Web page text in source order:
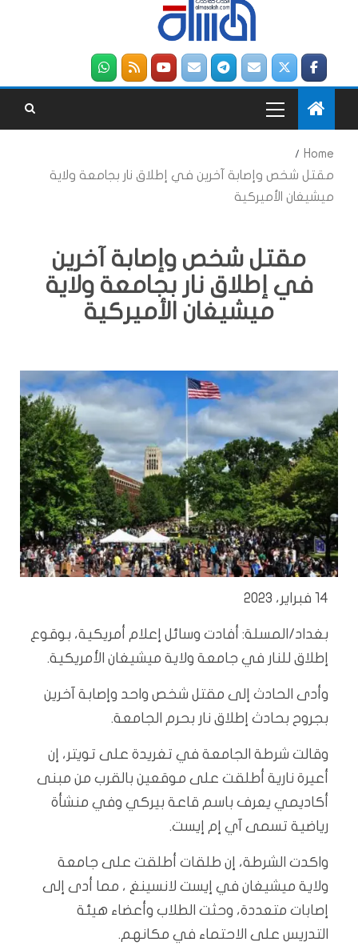
Home
مقتل شخص وإصابة آخرين في إطلاق نار بجامعة ولاية
ميشيغان الأميركية
مقتل شخص وإصابة آخرين
في إطلاق نار بجامعة ولاية
ميشيغان الأميركية
14 فبراير، 2023
بغداد/المسلة: أفادت وسائل إعلام أمريكية، بوقوع
إطلاق للنار في جامعة ولاية ميشيغان الأمريكية.
وأدى الحادث إلى مقتل شخص واحد وإصابة آخرين
بجروح بحادث إطلاق نار بحرم الجامعة.
وقالت شرطة الجامعة في تغريدة على تويتر، إن
أعيرة نارية أطلقت على موقعين بالقرب من مبنى
أكاديمي يعرف باسم قاعة بيركي وفي منشأة
رياضية تسمى آي إم إيست.
واكدت الشرطة، إن طلقات أطلقت على جامعة
ولاية ميشيغان في إيست لانسينغ ، مما أدى إلى
إصابات متعددة، وحثت الطلاب وأعضاء هيئة
التدريس على الاحتماء في مكانهم.